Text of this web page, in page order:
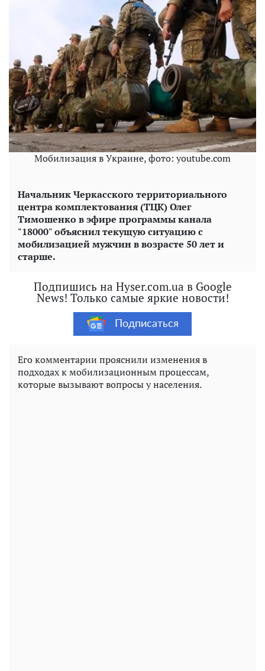
Мобилизация в Украине, фото: youtube.com
Начальник Черкасского территориального
центра комплектования (ТЦК) Олег
Тимошенко в эфире программы канала
"18000" объяснил текущую ситуацию с
мобилизацией мужчин в возрасте 50 лет и
старше.
Подпишись на Hyser.com.ua в Google
News! Только самые яркие новости!
Подписаться
Его комментарии прояснили изменения в
подходах к мобилизационным процессам,
которые вызывают вопросы у населения.